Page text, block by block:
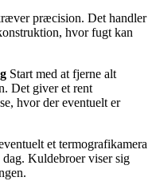
præcision. Det handler
hvor fugt kan
Start med at fjerne alt
Det giver et rent
hvor der eventuelt er
et termografikamera
Kuldebroer viser sig